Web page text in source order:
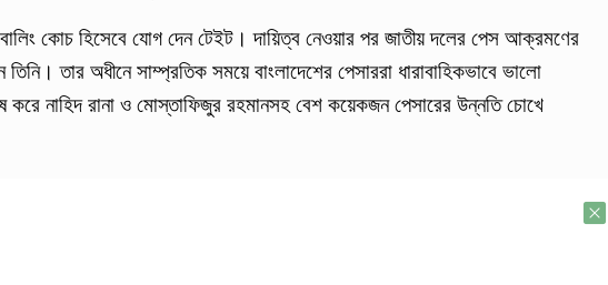
কোচ হিসেবে যোগ দেন টেইট। দায়িত্ব নেওয়ার পর জাতীয় দলের পেস আক্রমণের
তার অধীনে সাম্প্রতিক সময়ে বাংলাদেশের পেসাররা ধারাবাহিকভাবে ভালো
করে নাহিদ রানা ও মোস্তাফিজুর রহমানসহ বেশ কয়েকজন পেসারের উন্নতি চোখে